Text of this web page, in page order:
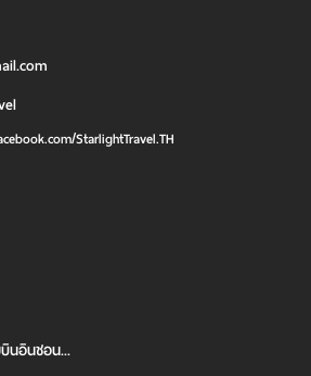
StarlightTravel.TH
นอินชอน...